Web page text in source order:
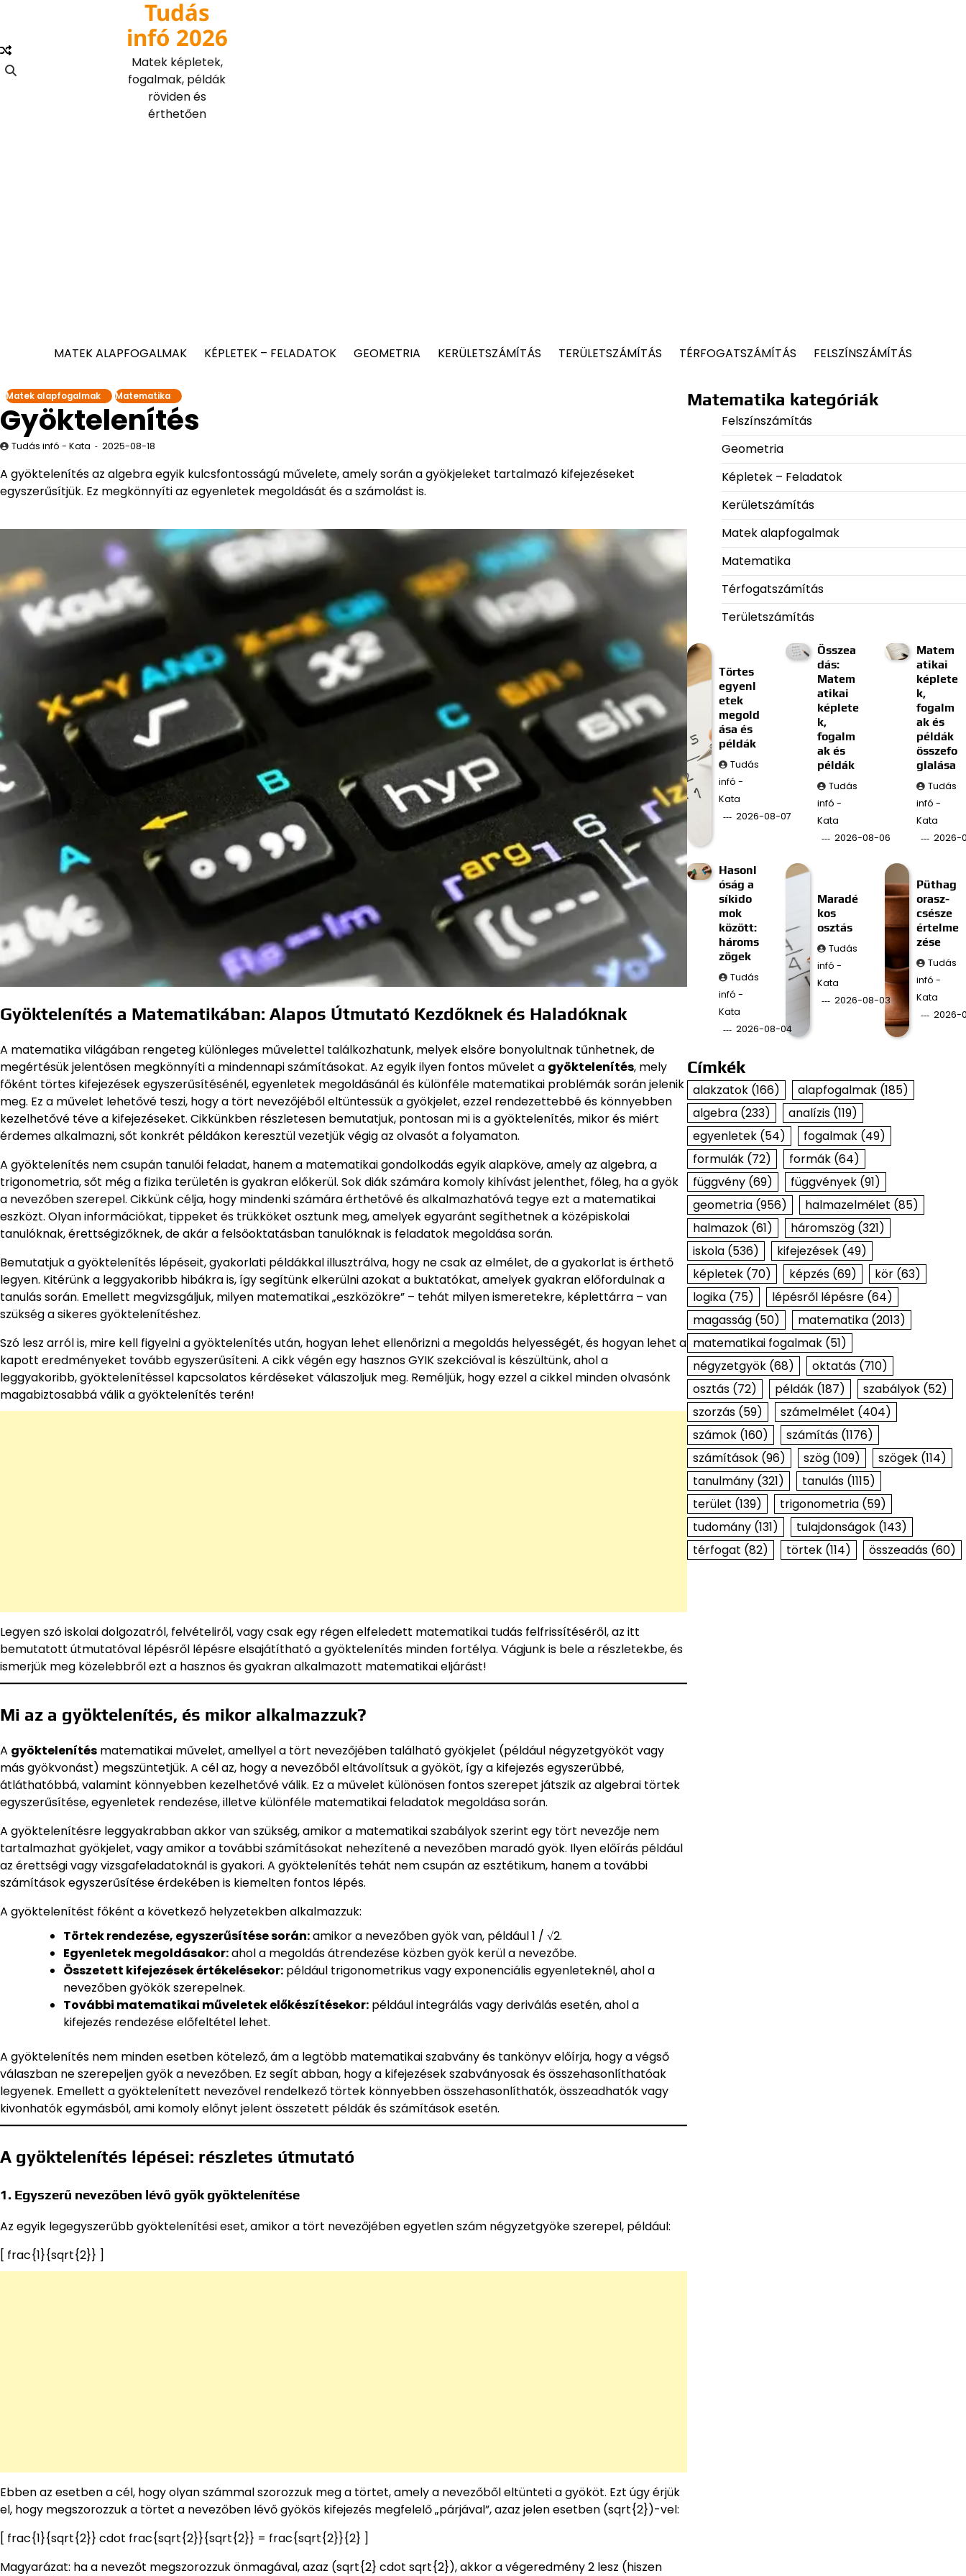
content
Tudás
infó 2026
Matek képletek,
fogalmak, példák
röviden és
érthetően
MATEK ALAPFOGALMAK KÉPLETEK – FELADATOK GEOMETRIA KERÜLETSZÁMÍTÁS TERÜLETSZÁMÍTÁS TÉRFOGATSZÁMÍTÁS FELSZÍNSZÁMÍTÁS
Matek alapfogalmak Matematika
Gyöktelenítés
Tudás infó - Kata 2025-08-18
A gyöktelenítés az algebra egyik kulcsfontosságú művelete, amely során a gyökjeleket tartalmazó kifejezéseket
egyszerűsítjük. Ez megkönnyíti az egyenletek megoldását és a számolást is.
Gyöktelenítés a Matematikában: Alapos Útmutató Kezdőknek és Haladóknak
A matematika világában rengeteg különleges művelettel találkozhatunk, melyek elsőre bonyolultnak tűnhetnek, de
megértésük jelentősen megkönnyíti a mindennapi számításokat. Az egyik ilyen fontos művelet a gyöktelenítés, mely
főként törtes kifejezések egyszerűsítésénél, egyenletek megoldásánál és különféle matematikai problémák során jelenik
meg. Ez a művelet lehetővé teszi, hogy a tört nevezőjéből eltüntessük a gyökjelet, ezzel rendezettebbé és könnyebben
kezelhetővé téve a kifejezéseket. Cikkünkben részletesen bemutatjuk, pontosan mi is a gyöktelenítés, mikor és miért
érdemes alkalmazni, sőt konkrét példákon keresztül vezetjük végig az olvasót a folyamaton.
A gyöktelenítés nem csupán tanulói feladat, hanem a matematikai gondolkodás egyik alapköve, amely az algebra, a
trigonometria, sőt még a fizika területén is gyakran előkerül. Sok diák számára komoly kihívást jelenthet, főleg, ha a gyök
a nevezőben szerepel. Cikkünk célja, hogy mindenki számára érthetővé és alkalmazhatóvá tegye ezt a matematikai
eszközt. Olyan információkat, tippeket és trükköket osztunk meg, amelyek egyaránt segíthetnek a középiskolai
tanulóknak, érettségizőknek, de akár a felsőoktatásban tanulóknak is feladatok megoldása során.
Bemutatjuk a gyöktelenítés lépéseit, gyakorlati példákkal illusztrálva, hogy ne csak az elmélet, de a gyakorlat is érthető
legyen. Kitérünk a leggyakoribb hibákra is, így segítünk elkerülni azokat a buktatókat, amelyek gyakran előfordulnak a
tanulás során. Emellett megvizsgáljuk, milyen matematikai „eszközökre” – tehát milyen ismeretekre, képlettárra – van
szükség a sikeres gyöktelenítéshez.
Szó lesz arról is, mire kell figyelni a gyöktelenítés után, hogyan lehet ellenőrizni a megoldás helyességét, és hogyan lehet a
kapott eredményeket tovább egyszerűsíteni. A cikk végén egy hasznos GYIK szekcióval is készültünk, ahol a
leggyakoribb, gyöktelenítéssel kapcsolatos kérdéseket válaszoljuk meg. Reméljük, hogy ezzel a cikkel minden olvasónk
magabiztosabbá válik a gyöktelenítés terén!
Legyen szó iskolai dolgozatról, felvételiről, vagy csak egy régen elfeledett matematikai tudás felfrissítéséről, az itt
bemutatott útmutatóval lépésről lépésre elsajátítható a gyöktelenítés minden fortélya. Vágjunk is bele a részletekbe, és
ismerjük meg közelebbről ezt a hasznos és gyakran alkalmazott matematikai eljárást!
Mi az a gyöktelenítés, és mikor alkalmazzuk?
A gyöktelenítés matematikai művelet, amellyel a tört nevezőjében található gyökjelet (például négyzetgyököt vagy
más gyökvonást) megszüntetjük. A cél az, hogy a nevezőből eltávolítsuk a gyököt, így a kifejezés egyszerűbbé,
átláthatóbbá, valamint könnyebben kezelhetővé válik. Ez a művelet különösen fontos szerepet játszik az algebrai törtek
egyszerűsítése, egyenletek rendezése, illetve különféle matematikai feladatok megoldása során.
A gyöktelenítésre leggyakrabban akkor van szükség, amikor a matematikai szabályok szerint egy tört nevezője nem
tartalmazhat gyökjelet, vagy amikor a további számításokat nehezítené a nevezőben maradó gyök. Ilyen előírás például
az érettségi vagy vizsgafeladatoknál is gyakori. A gyöktelenítés tehát nem csupán az esztétikum, hanem a további
számítások egyszerűsítése érdekében is kiemelten fontos lépés.
A gyöktelenítést főként a következő helyzetekben alkalmazzuk:
Törtek rendezése, egyszerűsítése során:amikor a nevezőben gyök van, például 1 / √2.
Egyenletek megoldásakor:ahol a megoldás átrendezése közben gyök kerül a nevezőbe.
Összetett kifejezések értékelésekor: például trigonometrikus vagy exponenciális egyenleteknél, ahol a
nevezőben gyökök szerepelnek.
További matematikai műveletek előkészítésekor: például integrálás vagy deriválás esetén, ahol a
kifejezés rendezése előfeltétel lehet.
A gyöktelenítés nem minden esetben kötelező, ám a legtöbb matematikai szabvány és tankönyv előírja, hogy a végső
válaszban ne szerepeljen gyök a nevezőben. Ez segít abban, hogy a kifejezések szabványosak és összehasonlíthatóak
legyenek. Emellett a gyöktelenített nevezővel rendelkező törtek könnyebben összehasonlíthatók, összeadhatók vagy
kivonhatók egymásból, ami komoly előnyt jelent összetett példák és számítások esetén.
A gyöktelenítés lépései: részletes útmutató
1. Egyszerű nevezőben lévő gyök gyöktelenítése
Az egyik legegyszerűbb gyöktelenítési eset, amikor a tört nevezőjében egyetlen szám négyzetgyöke szerepel, például:
[ frac{1}{sqrt{2}} ]
Ebben az esetben a cél, hogy olyan számmal szorozzuk meg a törtet, amely a nevezőből eltünteti a gyököt. Ezt úgy érjük
el, hogy megszorozzuk a törtet a nevezőben lévő gyökös kifejezés megfelelő „párjával”, azaz jelen esetben (sqrt{2})-vel:
[ frac{1}{sqrt{2}} cdot frac{sqrt{2}}{sqrt{2}} = frac{sqrt{2}}{2} ]
Magyarázat: ha a nevezőt megszorozzuk önmagával, azaz (sqrt{2} cdot sqrt{2}), akkor a végeredmény 2 lesz (hiszen
Matematika kategóriák
Felszínszámítás
Geometria
Képletek – Feladatok
Kerületszámítás
Matek alapfogalmak
Matematika
Térfogatszámítás
Területszámítás
Törtes
egyenl
etek
megold
ása és
példák
Tudás
infó -
Kata
2026-08-07
Összea
dás:
Matem
atikai
képlete
k,
fogalm
ak és
példák
Tudás
infó -
Kata
2026-08-06
Matem
atikai
képlete
k,
fogalm
ak és
példák
összefo
glalása
Tudás
infó -
Kata
2026-
Hasonl
óság a
síkido
mok
között:
hároms
zögek
Tudás
infó -
Kata
2026-08-04
Maradé
kos
osztás
Tudás
infó -
Kata
2026-08-03
Püthag
orasz-
csésze
értelme
zése
Tudás
infó -
Kata
2026-
Címkék
alakzatok(166) alapfogalmak(185)
algebra(233) analízis(119)
egyenletek(54) fogalmak(49)
formulák(72) formák(64)
függvény(69) függvények(91)
geometria(956) halmazelmélet (85)
halmazok(61) háromszög(321)
iskola(536) kifejezések(49)
képletek(70) képzés(69) kör(63)
logika(75) lépésről lépésre(64)
magasság(50) matematika(2013)
matematikai fogalmak(51)
négyzetgyök(68) oktatás(710)
osztás(72) példák(187) szabályok(52)
szorzás(59) számelmélet (404)
számok(160) számítás(1176)
számítások(96) szög(109) szögek(114)
tanulmány(321) tanulás(1115)
terület (139) trigonometria(59)
tudomány(131) tulajdonságok(143)
térfogat (82) törtek(114) összeadás(60)